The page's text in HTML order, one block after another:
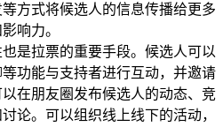
方式将候选人的信息传播给更多
响力。
是拉票的重要手段。候选人可以
功能与支持者进行互动，并邀请
在朋友圈发布候选人的动态、竞
论。可以组织线上线下的活动，